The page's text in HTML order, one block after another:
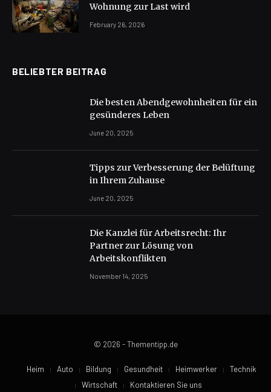
Wohnung zur Last wird
February 26, 2026
BELIEBTER BEITRAG
Die besten Abendgewohnheiten für ein
gesünderes Leben
June 20, 2025
Tipps zur Verbesserung der Belüftung
in Ihrem Zuhause
June 20, 2025
Die Kanzlei für Arbeitsrecht: Ihr
Partner zur Lösung von
Arbeitskonflikten
November 14, 2025
© 2026 - Thementipp.de
Heim Auto Bildung Gesundheit Heimwerker
Technik
Wirtschaft
Kontaktieren Sie uns